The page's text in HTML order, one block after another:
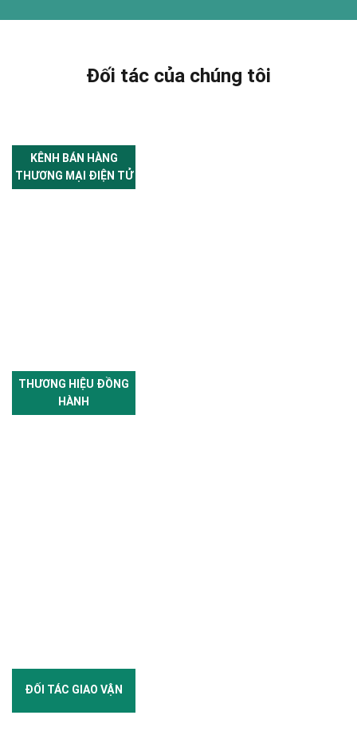
Đối tác của chúng tôi
KÊNH BÁN HÀNG
THƯƠNG MẠI ĐIỆN TỬ
THƯƠNG HIỆU ĐỒNG
HÀNH
ĐỐI TÁC GIAO VẬN